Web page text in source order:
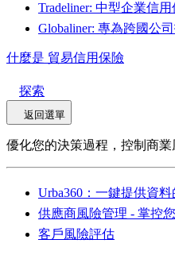
Tradeliner: 中型企業信
Globaliner: 專為跨國公
什麼是 貿易信用保險
探索
返回選單
優化您的決策過程，控制商業
Urba360：一鍵提供資
供應商風險管理 - 掌控
客戶風險評估